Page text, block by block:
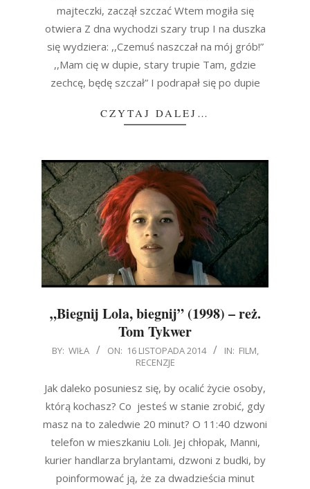
majteczki, zaczął szczać Wtem mogiła się
otwiera Z dna wychodzi szary trup I na duszka
się wydziera: ,,Czemuś naszczał na mój grób!”
,,Mam cię w dupie, stary trupie Tam, gdzie
zechcę, będę szczał” I podrapał się po dupie
CZYTAJ DALEJ…
„Biegnij Lola, biegnij” (1998) – reż.
Tom Tykwer
2014-
16
BY: WIŁA ON: 16 LISTOPADA 2014 IN: FILM,
RECENZJE
Jak daleko posuniesz się, by ocalić życie osoby,
którą kochasz? Co jesteś w stanie zrobić, gdy
masz na to zaledwie 20 minut? O 11:40 dzwoni
telefon w mieszkaniu Loli. Jej chłopak, Manni,
kurier handlarza brylantami, dzwoni z budki, by
poinformować ją, że za dwadzieścia minut